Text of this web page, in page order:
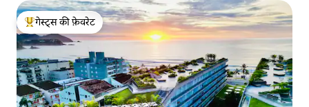
गेस्ट्स का टॉप फ़ेवरेट
गेस्ट्स की फ़ेवरेट